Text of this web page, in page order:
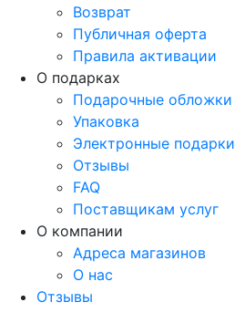
Возврат
Публичная оферта
Правила активации
О подарках
Подарочные обложки
Упаковка
Электронные подарки
Отзывы
FAQ
Поставщикам услуг
О компании
Адреса магазинов
О нас
Отзывы